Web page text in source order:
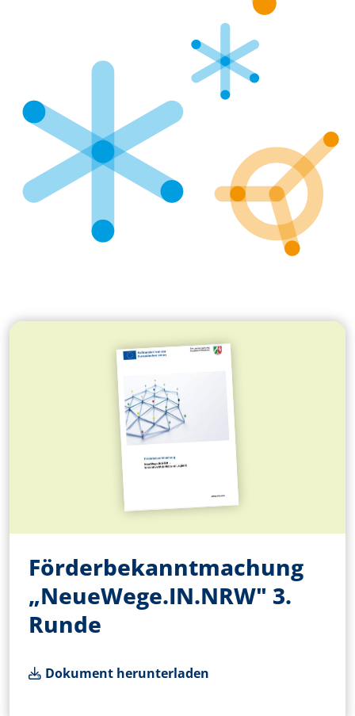
Förderbekanntmachung
„NeueWege.IN.NRW" 3.
Runde
Dokument herunterladen